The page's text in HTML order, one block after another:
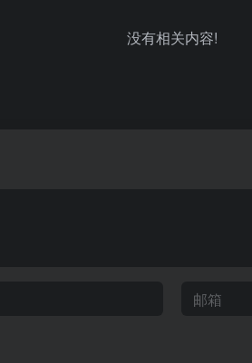
没有相关内容!